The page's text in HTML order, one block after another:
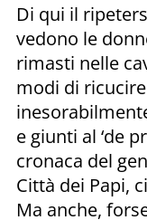
Di qui il
vedono le
rimasti nelle
modi di
e giunti al ‘de
cronaca del
Città dei Papi,
Ma anche,